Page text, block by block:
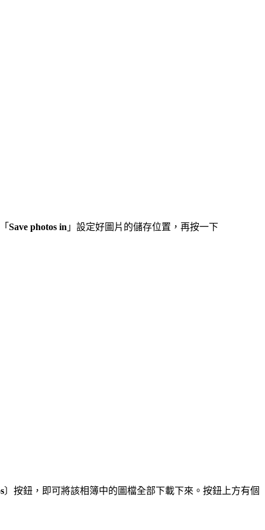
Save photos in 」設定好圖片的儲存位置，再按一下
〕按鈕，即可將該相簿中的圖檔全部下載下來。按鈕上方有個